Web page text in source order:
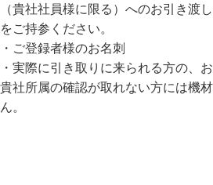
（貴社社員様に限る）へのお引き渡
をご持参ください。
・ご登録者様のお名刺
・実際に引き取りに来られる方の、
貴社所属の確認が取れない方には機
ん。